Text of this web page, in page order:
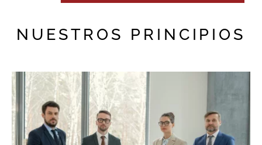
NUESTROS PRINCIPIOS